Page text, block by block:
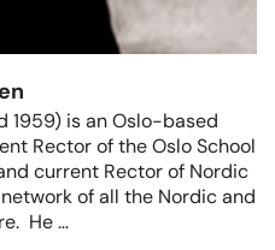
1959) is an Oslo-based
Rector of the Oslo School
current Rector of Nordic
of all the Nordic and
He …